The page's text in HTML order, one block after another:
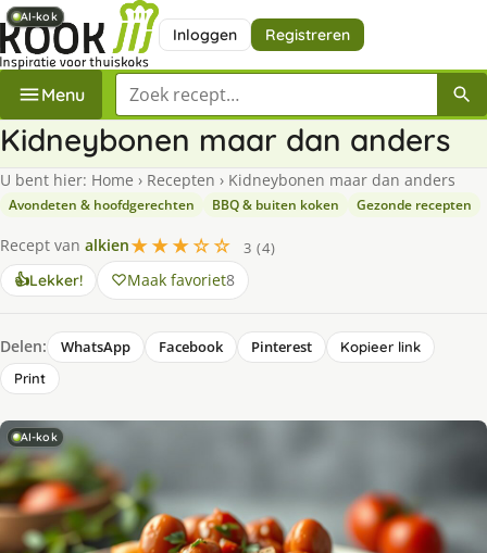
Inloggen Registreren
Menu Zoek een recept
Kidneybonen maar dan anders
U bent hier: Home › Recepten › Kidneybonen maar dan anders
Avondeten & hoofdgerechten BBQ & buiten koken Gezonde recepten
Recept van alkien★★★☆☆
3 (4)
👍Lekker! Maak favoriet8
Delen: WhatsApp Facebook Pinterest
Kopieer link
Print
AI-kok
AI-kok
AI-kok
AI-kok